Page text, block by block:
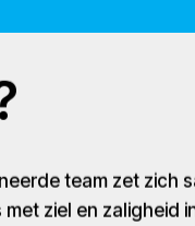
team zet zich
ziel en zaligheid